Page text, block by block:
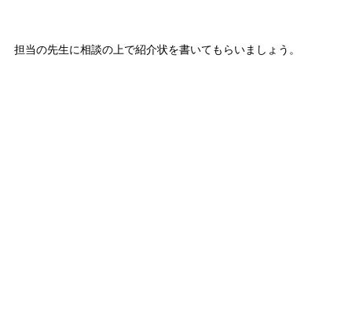
担当の先生に相談の上で紹介状を書いてもらいましょう。